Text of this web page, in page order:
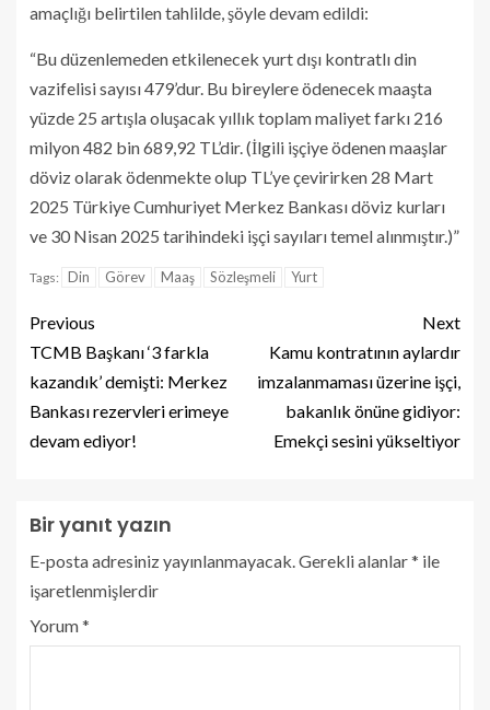
amaçlığı belirtilen tahlilde, şöyle devam edildi:
“Bu düzenlemeden etkilenecek yurt dışı kontratlı din
vazifelisi sayısı 479’dur. Bu bireylere ödenecek maaşta
yüzde 25 artışla oluşacak yıllık toplam maliyet farkı 216
milyon 482 bin 689,92 TL’dir. (İlgili işçiye ödenen maaşlar
döviz olarak ödenmekte olup TL’ye çevirirken 28 Mart
2025 Türkiye Cumhuriyet Merkez Bankası döviz kurları
ve 30 Nisan 2025 tarihindeki işçi sayıları temel alınmıştır.)”
Tags: Din Görev Maaş Sözleşmeli Yurt
Previous
TCMB Başkanı ‘3 farkla
kazandık’ demişti: Merkez
Bankası rezervleri erimeye
devam ediyor!
Next
Kamu kontratının aylardır
imzalanmaması üzerine işçi,
bakanlık önüne gidiyor:
Emekçi sesini yükseltiyor
Bir yanıt yazın
E-posta adresiniz yayınlanmayacak. Gerekli alanlar* ile
işaretlenmişlerdir
Yorum*